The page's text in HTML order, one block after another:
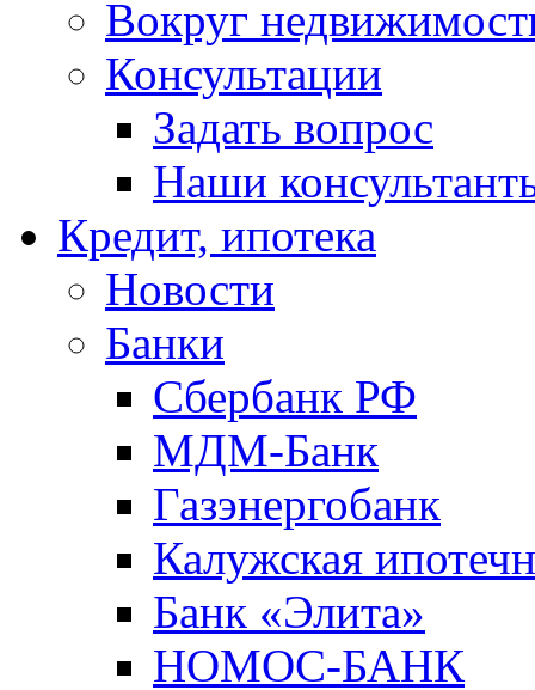
Вокруг
Консультации
Задать вопрос
Наши
Кредит, ипотека
Новости
Банки
Сбербанк РФ
МДМ-Банк
Газэнергобанк
Калужская
Банк «Элита»
НОМОС-БАНК